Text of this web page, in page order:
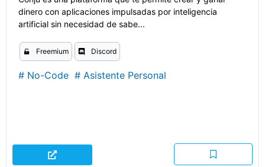
dinero con aplicaciones impulsadas por inteligencia
artificial sin necesidad de sabe...
Freemium Discord
# No-Code # Asistente Personal